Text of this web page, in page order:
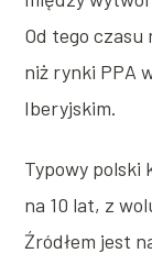
Od tego czasu
niż rynki PPA
Iberyjskim.
Typowy polski
na 10 lat, z
Źródłem jest